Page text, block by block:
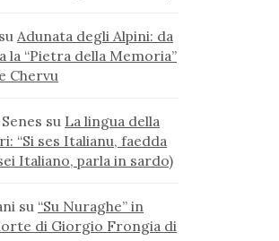
su Adunata degli Alpini: da
la “Pietra della Memoria”
Chervu
su La lingua della
“Si ses Italianu, faedda
Italiano, parla in sardo)
su “Su Nuraghe” in
di Giorgio Frongia di